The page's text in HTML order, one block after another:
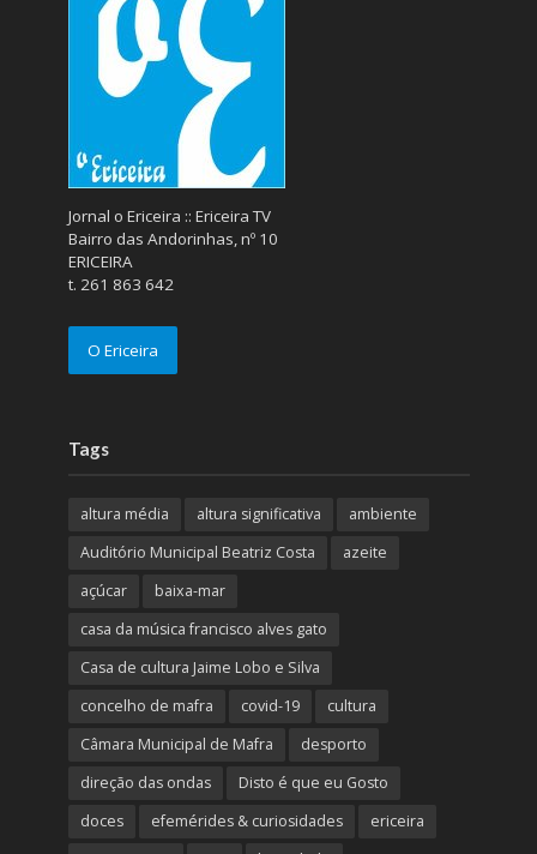
Jornal o Ericeira :: Ericeira TV
Bairro das Andorinhas, nº 10
ERICEIRA
t. 261 863 642
O Ericeira
Tags
altura média altura significativa
ambiente
Auditório Municipal Beatriz Costa
azeite
açúcar
baixa-mar
casa da música francisco alves gato
Casa de cultura Jaime Lobo e Silva
concelho de mafra
covid-19
cultura
Câmara Municipal de Mafra
desporto
direção das ondas
Disto é que eu Gosto
doces
efemérides & curiosidades
ericeira